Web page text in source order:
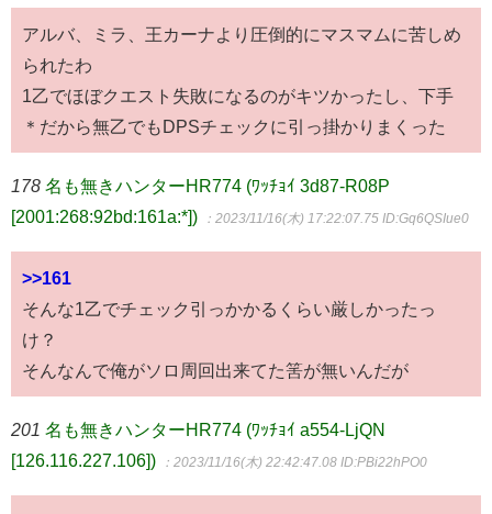
アルバ、ミラ、王カーナより圧倒的にマスマムに苦しめ
られたわ
1乙でほぼクエスト失敗になるのがキツかったし、下手
＊だから無乙でもDPSチェックに引っ掛かりまくった
178 名も無きハンターHR774 (ﾜｯﾁｮｲ 3d87-R08P
[2001:268:92bd:161a:*])
：2023/11/16(木) 17:22:07.75 ID:Gq6QSIue0
>>161
そんな1乙でチェック引っかかるくらい厳しかったっ
け？
そんなんで俺がソロ周回出来てた筈が無いんだが
201 名も無きハンターHR774 (ﾜｯﾁｮｲ a554-LjQN
[126.116.227.106])
：2023/11/16(木) 22:42:47.08 ID:PBi22hPO0